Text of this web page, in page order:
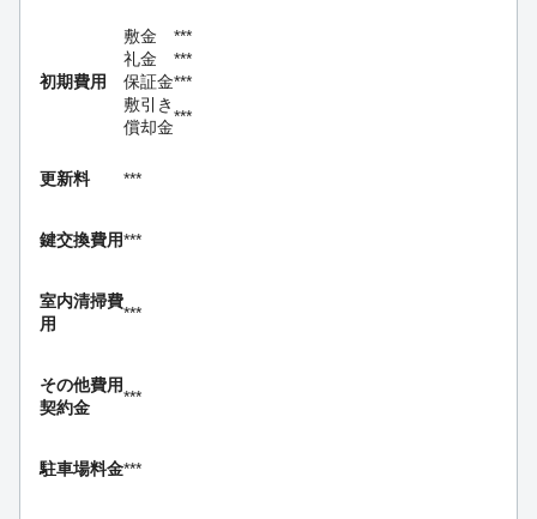
初期費用
敷金
***
礼金
***
保証金***
敷引き
償却金
***
更新料 ***
鍵交換費用***
室内清掃費
用
***
その他費用
契約金
***
駐車場料金***